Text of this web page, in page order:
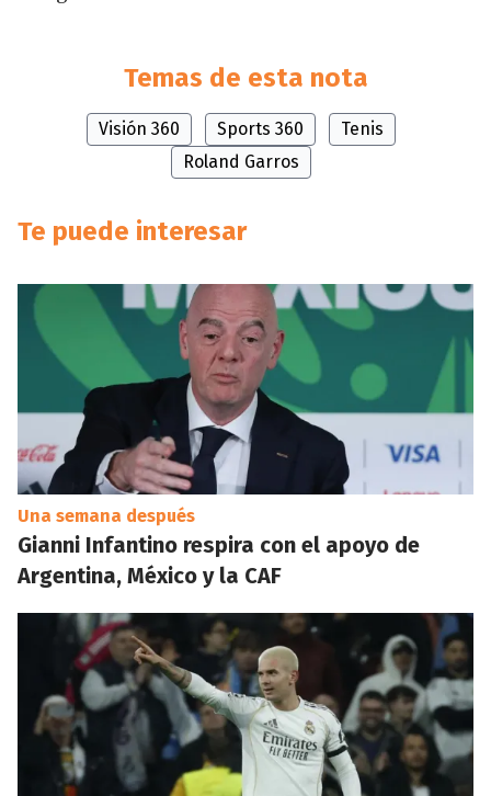
Temas de esta nota
Visión 360 Sports 360
Tenis
Roland Garros
Te puede interesar
Una semana después
Gianni Infantino respira con el apoyo de
Argentina, México y la CAF